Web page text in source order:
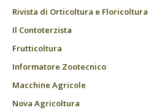
Rivista di Orticoltura e Floricoltura
Il Contoterzista
Frutticoltura
Informatore Zootecnico
Macchine Agricole
Nova Agricoltura